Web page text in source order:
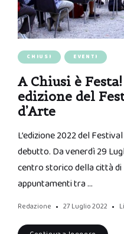
CHIUSI EVENTI
A Chiusi è
edizione del
d’Arte
L’edizione 2022 del
debutto. Da venerdì 29
centro storico della città
appuntamenti tra …
Redazione 27 Luglio 2022